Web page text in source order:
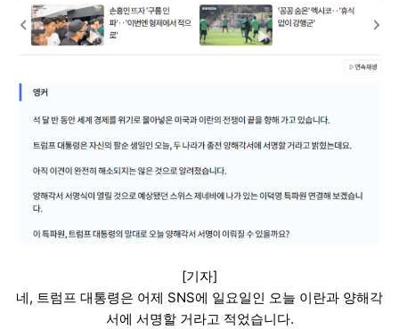
[기자]
네, 트럼프 대통령은 어제 SNS에 일요일인 오늘 이란과 양해각
서에 서명할 거라고 적었습니다.